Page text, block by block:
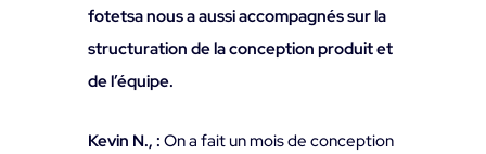
fotetsa nous a aussi accompagnés sur la
structuration de la conception produit et
de l’équipe.
Kevin N., : On a fait un mois de conception